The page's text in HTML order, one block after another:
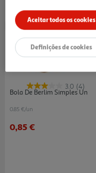
3.0 (4)
Bola De Berlim Simples Un
0.85 €/un
0,85 €
Aceitar todos os cookies
Definições de cookies